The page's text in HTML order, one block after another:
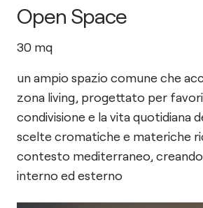
Open Space
30 mq
un ampio spazio comune che
zona living, progettato per
condivisione e la vita quotidiana
scelte cromatiche e materiche
contesto mediterraneo,
interno ed esterno